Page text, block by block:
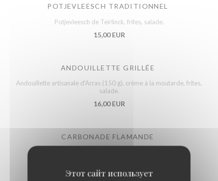
Этот сайт использует
POTJEVLEESCH TRADITIONNEL
Potjevleesch de Teirlinck, frites, salade.
15,00 EUR
ANDOUILLETTE GRILLÉE
Andouillette artisanale d'Arras (150 g), crème à la moutarde, frites,
salade.
16,00 EUR
CARBONADE FLAMANDE